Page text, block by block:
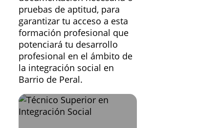
pruebas de aptitud, para
garantizar tu acceso a esta
formación profesional que
potenciará tu desarrollo
profesional en el ámbito de
la integración social en
Barrio de Peral.